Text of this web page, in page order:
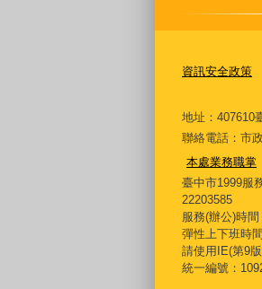
資訊安全政策
地址：407610
聯絡電話：市
本處業務職掌
臺中市1999服
22203585
服務(辦公)時
彈性上下班時
請使用IE(第9
統一編號：